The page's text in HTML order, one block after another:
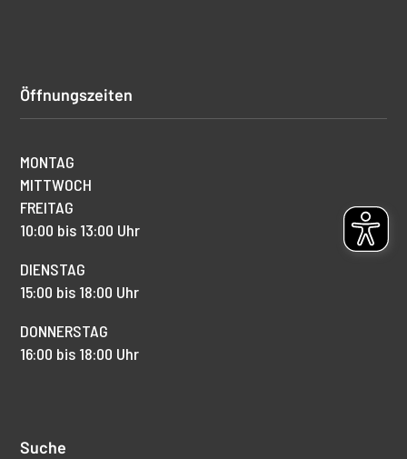
Öffnungszeiten
MONTAG
MITTWOCH
FREITAG
10:00 bis 13:00 Uhr
DIENSTAG
15:00 bis 18:00 Uhr
DONNERSTAG
16:00 bis 18:00 Uhr
Suche